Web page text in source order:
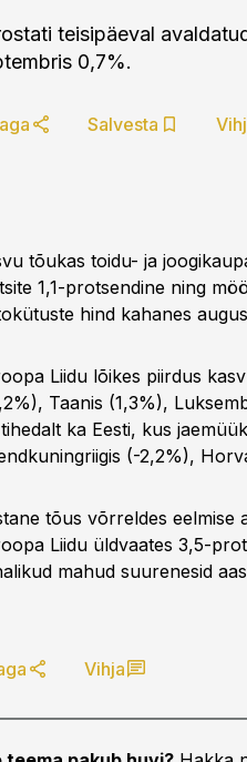
teisipäeval
0,7%.
Salvesta
tõukas toidu- ja
1,1-protsendine ning
hind kahanes
Liidu lõikes piirdus
Taanis (1,3%),
ka Eesti, kus
(-2,2%),
tõus võrreldes eelmise
Liidu üldvaates 3,5-
mahud suurenesid
Vihja